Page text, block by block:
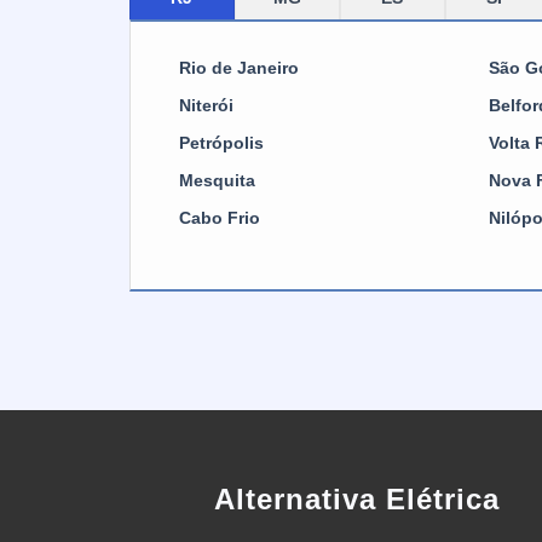
os
os
Rio de Janeiro São
Niterói
Petrópolis Volta
Mesquita Nova
Cabo Frio
Alternativa Elétrica